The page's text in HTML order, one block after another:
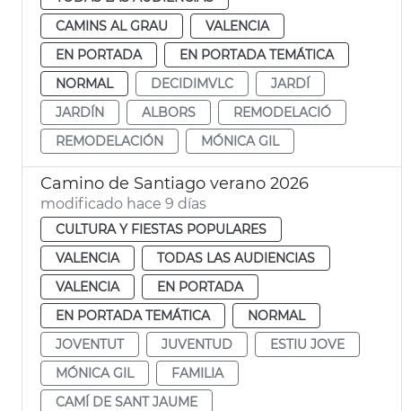
CAMINS AL GRAU
VALENCIA
EN PORTADA
EN PORTADA TEMÁTICA
NORMAL
DECIDIMVLC
JARDÍ
JARDÍN
ALBORS
REMODELACIÓ
REMODELACIÓN
MÓNICA GIL
Camino de Santiago verano 2026
modificado hace 9 días
CULTURA Y FIESTAS POPULARES
VALENCIA
TODAS LAS AUDIENCIAS
VALENCIA
EN PORTADA
EN PORTADA TEMÁTICA
NORMAL
JOVENTUT
JUVENTUD
ESTIU JOVE
MÓNICA GIL
FAMILIA
CAMÍ DE SANT JAUME